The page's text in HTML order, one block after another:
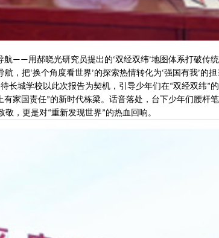
航—— 用郝晓光研究员提出的‘双经双纬’地图体系打破传
航，把‘换个角度看世界’的探索热情转化为‘强国有我’的担
长城学校以此次报告为契机，引导少年们在“双经双纬”
有家国责任”的新时代栋梁。话音落处，台下少年们腰杆
敬，更是对“重新发现世界”的热血回响。